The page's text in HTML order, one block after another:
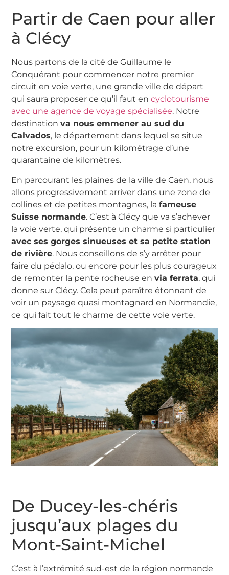
Partir de Caen pour aller
à Clécy
Nous partons de la cité de Guillaume le
Conquérant pour commencer notre premier
circuit en voie verte, une grande ville de départ
qui saura proposer ce qu’il faut encyclotourisme
avec une agence de voyage spécialisée. Notre
destinationva nous emmener au sud du
Calvados, le département dans lequel se situe
notre excursion, pour un kilométrage d’une
quarantaine de kilomètres.
En parcourant les plaines de la ville de Caen, nous
allons progressivement arriver dans une zone de
collines et de petites montagnes, lafameuse
Suisse normande. C’est à Clécy que va s’achever
la voie verte, qui présente un charme si particulier
avec ses gorges sinueuses et sa petite station
de rivière. Nous conseillons de s’y arrêter pour
faire du pédalo, ou encore pour les plus courageux
de remonter la pente rocheuse envia ferrata, qui
donne sur Clécy. Cela peut paraître étonnant de
voir un paysage quasi montagnard en Normandie,
ce qui fait tout le charme de cette voie verte.
De Ducey-les-chéris
jusqu’aux plages du
Mont-Saint-Michel
C’est à l’extrémité sud-est de la région normande